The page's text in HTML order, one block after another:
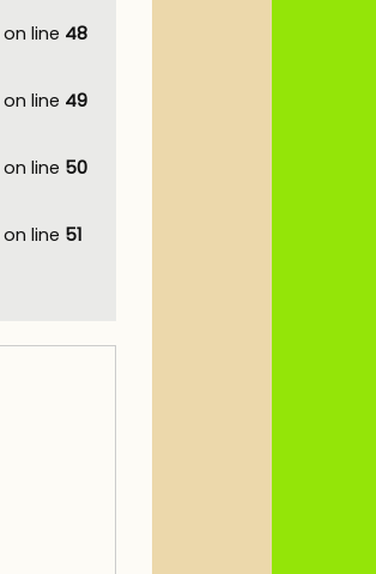
on line 48
on line 49
on line 50
on line 51